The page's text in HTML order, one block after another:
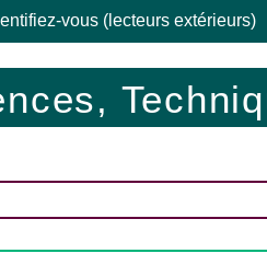
vous (lecteurs extérieurs)